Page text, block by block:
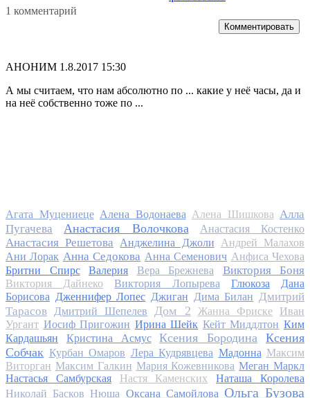
1 комментарий
Комментировать
АНОНИМ 1.8.2017 15:30
А мы считаем, что нам абсолютно по ... какие у неё часы, да и
на неё собственно тоже по ...
Агата Муцениеце Алена Водонаева Алена Шишкова Алла
Пугачева
Анастасия Волочкова Анастасия Костенко
Анастасия Решетова Анджелина Джоли
Андрей Малахов
Ани Лорак Анна Седокова Анна Семенович Анфиса Чехова
Бритни Спирс
Валерия Вера Брежнева Виктория Боня
Виктория Дайнеко Виктория Лопырева Глюкоза
Дана
Борисова Дженнифер Лопес Джиган Дима Билан Дмитрий
Тарасов
Дмитрий Шепелев Дом 2 Жанна Фриске
Иван
Ургант Иосиф Пригожин Ирина Шейк Кейт Миддлтон Ким
Кардашьян
Кристина Асмус Ксения Бородина
Ксения
Собчак Курбан Омаров Лера Кудрявцева Мадонна Максим
Виторган Максим Галкин Мария Кожевникова Меган Маркл
Настасья Самбурская
Настя Каменских
Наташа Королева
Николай Басков Нюша Оксана Самойлова Ольга Бузова